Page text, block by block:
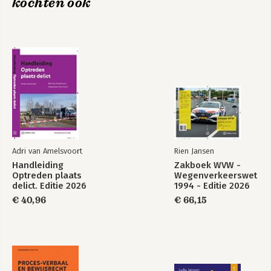
Adri van Amelsvoort
Handleiding
Optreden plaats
delict. Editie 2026
€ 40,96
Rien Jansen
Zakboek WVW -
Wegenverkeerswet
1994 - Editie 2026
€ 66,15